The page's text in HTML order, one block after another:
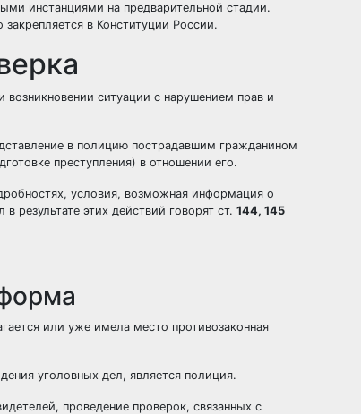
инстанциями на предварительной стадии.
в Конституции России.
ситуации с нарушением прав и
в полицию пострадавшим гражданином
преступления) в отношении его.
условия, возможная информация о
результате этих действий говорят ст. 144, 145
или уже имела место противозаконная
уголовных дел, является полиция.
проведение проверок, связанных с